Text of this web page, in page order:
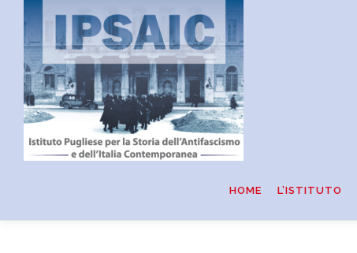
Passa
contenuto
HOME L’ISTITUTO